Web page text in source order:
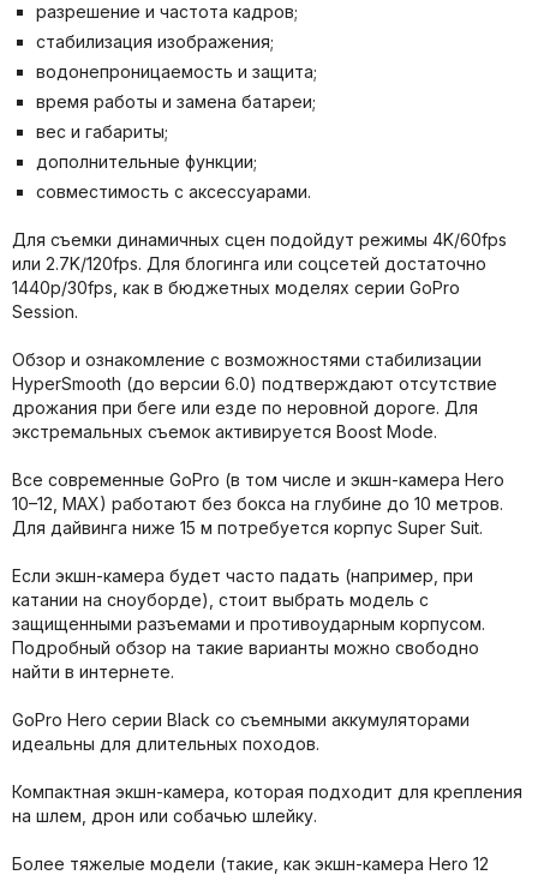
разрешение и частота кадров;
стабилизация изображения;
водонепроницаемость и защита;
время работы и замена батареи;
вес и габариты;
дополнительные функции;
совместимость с аксессуарами.
Для съемки динамичных сцен подойдут режимы 4K/60fps
или 2.7K/120fps. Для блогинга или соцсетей достаточно
1440p/30fps, как в бюджетных моделях серии GoPro
Session.
Обзор и ознакомление с возможностями стабилизации
HyperSmooth (до версии 6.0) подтверждают отсутствие
дрожания при беге или езде по неровной дороге. Для
экстремальных съемок активируется Boost Mode.
Все современные GoPro (в том числе и экшн-камера Hero
10–12, MAX) работают без бокса на глубине до 10 метров.
Для дайвинга ниже 15 м потребуется корпус Super Suit.
Если экшн-камера будет часто падать (например, при
катании на сноуборде), стоит выбрать модель с
защищенными разъемами и противоударным корпусом.
Подробный обзор на такие варианты можно свободно
найти в интернете.
GoPro Hero серии Black со съемными аккумуляторами
идеальны для длительных походов.
Компактная экшн-камера, которая подходит для крепления
на шлем, дрон или собачью шлейку.
Более тяжелые модели (такие, как экшн-камера Hero 12